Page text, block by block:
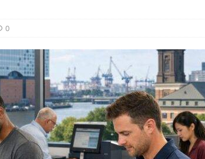
0